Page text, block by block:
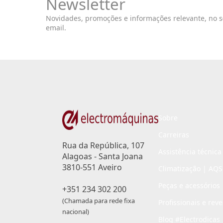
Novidades, promoções e informações relevante, no
email.
Rua da República, 107
Alagoas - Santa Joana
3810-551 Aveiro
+351 234 302 200
(Chamada para rede fixa
nacional)